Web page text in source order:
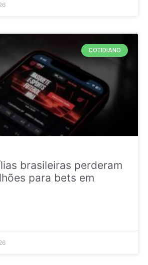
COTIDIANO
brasileiras perderam
para bets em